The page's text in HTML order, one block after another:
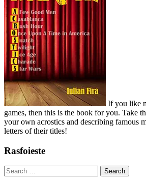
If you like
games, then this is the book for you. Take
your own acrostics and describing famous
letters of their titles!
Rasfoieste
Search
for: